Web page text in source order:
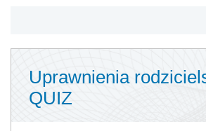
Uprawnienia
QUIZ